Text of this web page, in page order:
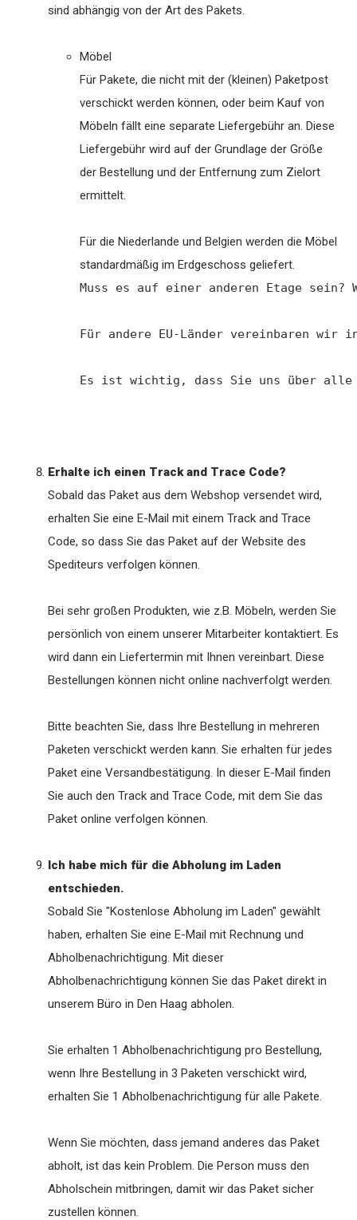
sind abhängig von der Art des Pakets.
Möbel
Für Pakete, die nicht mit der (kleinen) Paketpost
verschickt werden können, oder beim Kauf von
Möbeln fällt eine separate Liefergebühr an. Diese
Liefergebühr wird auf der Grundlage der Größe
der Bestellung und der Entfernung zum Zielort
ermittelt.
Für die Niederlande und Belgien werden die Möbel
standardmäßig im Erdgeschoss geliefert.
Muss es auf einer anderen Etage
Für andere EU-Länder vereinbaren wir
Es ist wichtig, dass Sie uns über alle
Erhalte ich einen Track and Trace Code?
Sobald das Paket aus dem Webshop versendet wird,
erhalten Sie eine E-Mail mit einem Track and Trace
Code, so dass Sie das Paket auf der Website des
Spediteurs verfolgen können.
Bei sehr großen Produkten, wie z.B. Möbeln, werden Sie
persönlich von einem unserer Mitarbeiter kontaktiert. Es
wird dann ein Liefertermin mit Ihnen vereinbart. Diese
Bestellungen können nicht online nachverfolgt werden.
Bitte beachten Sie, dass Ihre Bestellung in mehreren
Paketen verschickt werden kann. Sie erhalten für jedes
Paket eine Versandbestätigung. In dieser E-Mail finden
Sie auch den Track and Trace Code, mit dem Sie das
Paket online verfolgen können.
Ich habe mich für die Abholung im Laden
entschieden.
Sobald Sie "Kostenlose Abholung im Laden" gewählt
haben, erhalten Sie eine E-Mail mit Rechnung und
Abholbenachrichtigung. Mit dieser
Abholbenachrichtigung können Sie das Paket direkt in
unserem Büro in Den Haag abholen.
Sie erhalten 1 Abholbenachrichtigung pro Bestellung,
wenn Ihre Bestellung in 3 Paketen verschickt wird,
erhalten Sie 1 Abholbenachrichtigung für alle Pakete.
Wenn Sie möchten, dass jemand anderes das Paket
abholt, ist das kein Problem. Die Person muss den
Abholschein mitbringen, damit wir das Paket sicher
zustellen können.